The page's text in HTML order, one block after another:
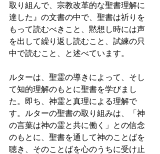
取り組んで、宗教改革的な聖書理解に
達した』の文書の中で、聖書は祈りを
もって読むべきこと、黙想し時には声
を出して繰り返し読むこと、試練の只
中で読むこと、と述べています。
ルターは、聖霊の導きによって、そし
て知的理解のもとに聖書を学びまし
た。即ち、神霊と真理による理解で
す。ルターの聖書の取り組みは、「神
の言葉は神の霊と共に働く」との信念
のもとに、聖書を通して神のことばを
聴き、そのことばを心のうちに受け止